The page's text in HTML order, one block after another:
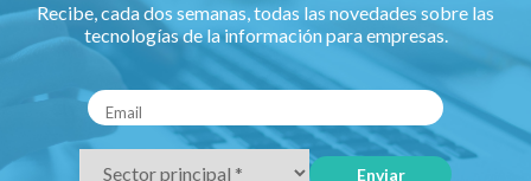
Recibe, cada dos semanas, todas las novedades sobre las
tecnologías de la información para empresas.